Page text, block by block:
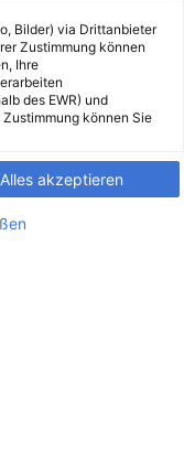
Bilder) via Drittanbieter
Zustimmung können
Ihre
des EWR) und
können Sie
Alles akzeptieren